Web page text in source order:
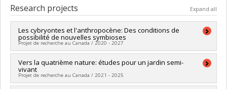
Cycle :Master's
Grade :M. Sc.
Lien vers le document dans Papyrus
Research projects Expand all
Les cybryontes et l'anthropocène: Des conditions de
possibilité de nouvelles symbioses
Projet de recherche au Canada / 2020 - 2027
Funding sources:CRSH/Conseil de recherches en sciences
humaines du Canada
Grant programs:
Vers la quatrième nature: études pour un jardin semi-
vivant
Projet de recherche au Canada / 2021 - 2025